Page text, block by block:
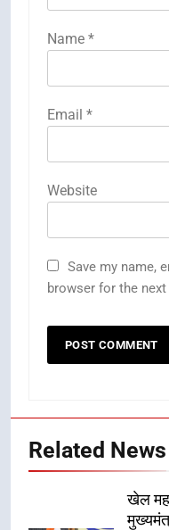
Name *
Email *
Website
Save my name,
browser for the
Related News
खेल